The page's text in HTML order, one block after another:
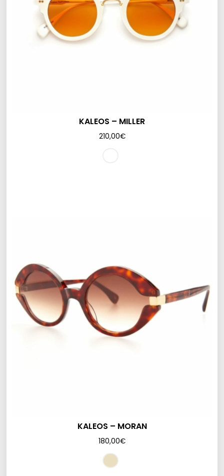
KALEOS – MILLER
210,00€
KALEOS – MORAN
180,00€